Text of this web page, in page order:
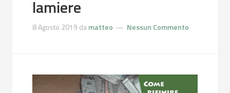
lamiere
8 Agosto 2019 damatteo Nessun Commento